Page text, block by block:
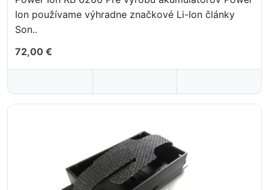
Ion používame výhradne značkové Li-Ion články
Son..
72,00 €